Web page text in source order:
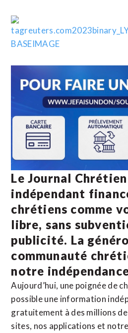
Le Journal
indépendant
chrétiens comme
libre, sans
publicité. La
communauté
notre
Aujourd’hui, une poignée de
possible une information
gratuitement à des millions
sites, nos applications et notre